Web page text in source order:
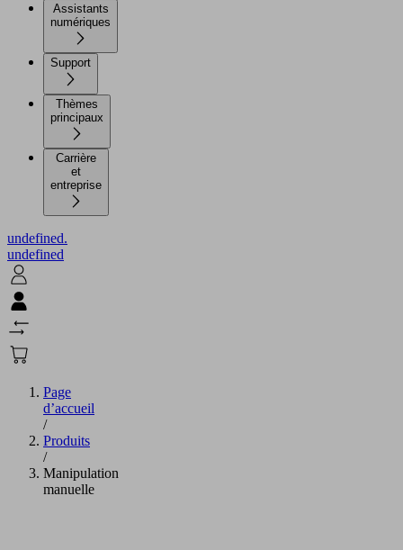
Assistants
numériques
Support
Thèmes
principaux
Carrière
et
entreprise
undefined.
undefined
Page
d’accueil
/
Produits
/
Manipulation
manuelle